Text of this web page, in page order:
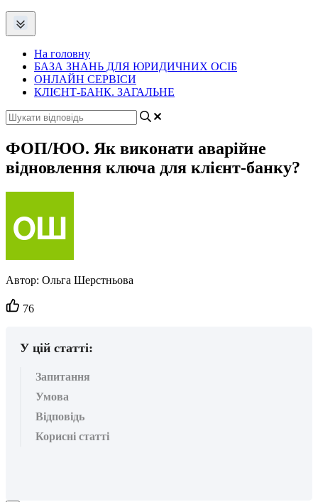
На головну
БАЗА ЗНАНЬ ДЛЯ ЮРИДИЧНИХ ОСІБ
ОНЛАЙН СЕРВІСИ
КЛІЄНТ-БАНК. ЗАГАЛЬНЕ
ФОП/ЮО. Як виконати аварійне
відновлення ключа для клієнт-банку?
Автор: Ольга Шерстньова
Кількість
вподобайок:
76
У цій статті:
Запитання
Умова
Відповідь
Корисні статті